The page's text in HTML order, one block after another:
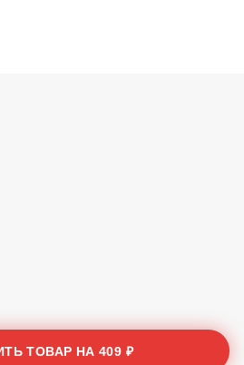
ТОВАР НА409 ₽